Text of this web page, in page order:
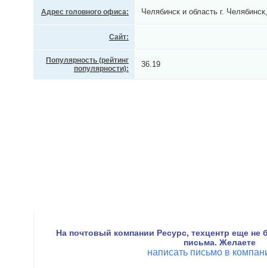
Адрес головного офиса: Челябинск и область г.
Сайт:
Популярность (рейтинг
популярности):
36.19
На почтовый компании Ресурс, техцентр еще не
письма. Желаете
написать письмо в